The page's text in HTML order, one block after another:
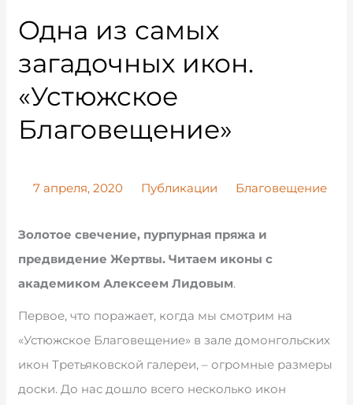
Одна из самых
загадочных икон.
«Устюжское
Благовещение»
7 апреля, 2020 Публикации Благовещение
Золотое свечение, пурпурная пряжа и
предвидение Жертвы. Читаем иконы с
академиком Алексеем Лидовым.
Первое, что поражает, когда мы смотрим на
«Устюжское Благовещение» в зале домонгольских
икон Третьяковской галереи, – огромные размеры
доски. До нас дошло всего несколько икон